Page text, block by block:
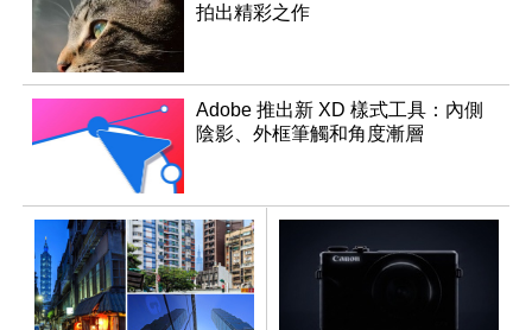
拍出精彩之作
Adobe 推出新 XD 樣式工具：內側
陰影、外框筆觸和角度漸層